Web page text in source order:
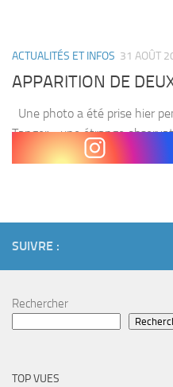
ACTUALITÉS ET INFOS 31 AOÛT
APPARITION DE
Une photo a été prise hier
Tanger : une étrange
un mais deux soleils ! un
SUIVRE :
Rechercher
TOP VUES